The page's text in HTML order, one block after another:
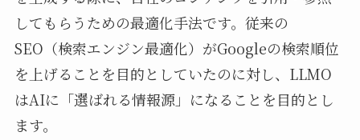
してもらうための最適化手法です。従来の
SEO（検索エンジン最適化）がGoogleの検索順位
を上げることを目的としていたのに対し、LLMO
はAIに「選ばれる情報源」になることを目的とし
ます。